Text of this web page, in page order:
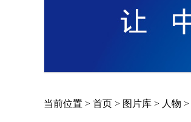
当前位置 > 首页 > 图片库 > 人物 >